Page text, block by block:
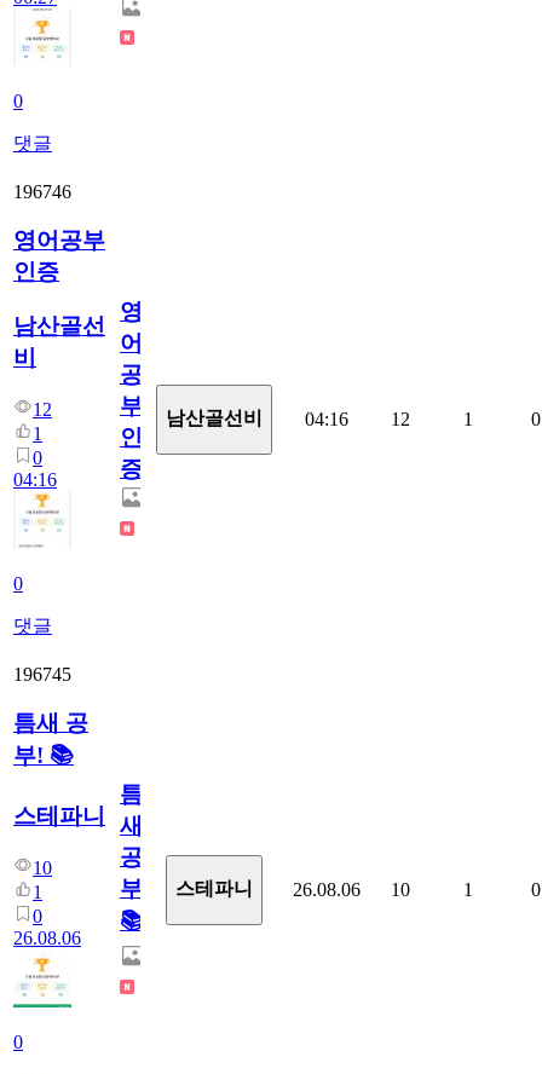
0
댓글
196746
영어공부
인증
남산골선
비
12
1
0
04:16
0
댓글
영
어
공
부
인
증
남산골선비 04:16 12 1 0
196745
틈새 공
부! 📚
스테파니
10
1
0
26.08.06
0
틈
새
공
부!
📚
스테파니 26.08.06 10 1 0